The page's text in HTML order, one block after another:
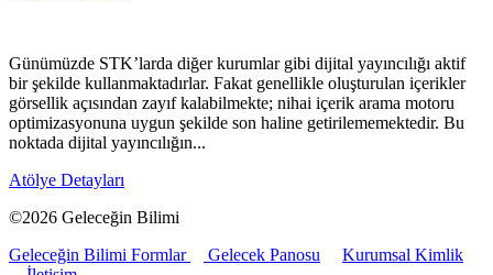
Günümüzde STK’larda diğer kurumlar gibi dijital yayıncılığı aktif
bir şekilde kullanmaktadırlar. Fakat genellikle oluşturulan içerikler
görsellik açısından zayıf kalabilmekte; nihai içerik arama motoru
optimizasyonuna uygun şekilde son haline getirilememektedir. Bu
noktada dijital yayıncılığın...
Atölye Detayları
©2026 Geleceğin Bilimi
Geleceğin Bilimi Formlar
Gelecek Panosu
Kurumsal Kimlik